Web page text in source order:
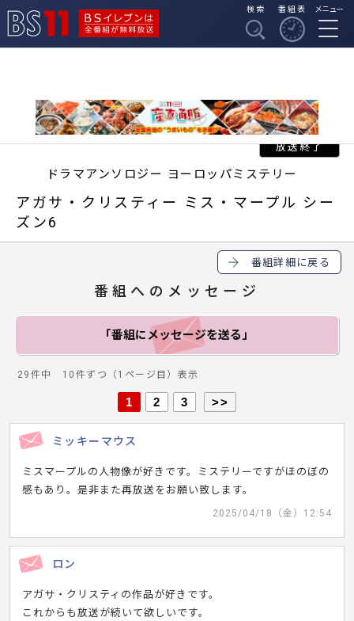
BSイレブンは全番組
検索 番組表 メニュー
ドラマアンソロジー ヨーロッパミステリー
アガサ・クリスティー ミス・マープル シー
ズン6
番組詳細に戻る
番組へのメッセージ
「番組にメッセージを送る」
29件中 10件ずつ（1ページ目）表示
1 2 3 >>
ミッキーマウス
ミスマープルの人物像が好きです。ミステリーですがほのぼの
感もあり。是非また再放送をお願い致します。
2025/04/18（金）12:54
ロン
アガサ・クリスティの作品が好きです。
これからも放送が続いて欲しいです。